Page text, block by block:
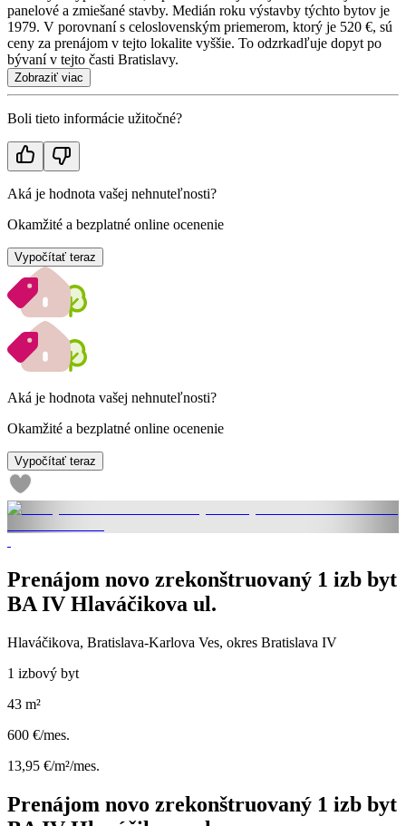
panelové a zmiešané stavby. Medián roku výstavby týchto bytov je
1979. V porovnaní s celoslovenským priemerom, ktorý je 520 €, sú
ceny za prenájom v tejto lokalite vyššie. To odzrkadľuje dopyt po
bývaní v tejto časti Bratislavy.
Zobraziť viac
Boli tieto informácie užitočné?
Aká je hodnota vašej nehnuteľnosti?
Okamžité a bezplatné online ocenenie
Vypočítať teraz
Aká je hodnota vašej nehnuteľnosti?
Okamžité a bezplatné online ocenenie
Vypočítať teraz
Prenájom novo zrekonštruovaný 1 izb byt
BA IV Hlaváčikova ul.
Hlaváčikova, Bratislava-Karlova Ves, okres Bratislava IV
1 izbový byt
43 m²
600 €/mes.
13,95 €/m²/mes.
Prenájom novo zrekonštruovaný 1 izb byt